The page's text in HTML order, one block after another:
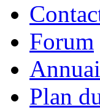
Forum
Plan